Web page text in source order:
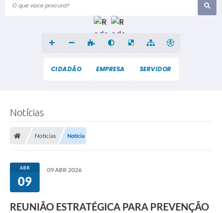
O que voce procura?
CIDADÃO EMPRESA SERVIDOR
Notícias
Notícias Notícia
ABR
09
09 ABR 2026
REUNIÃO ESTRATÉGICA PARA PREVENÇÃO